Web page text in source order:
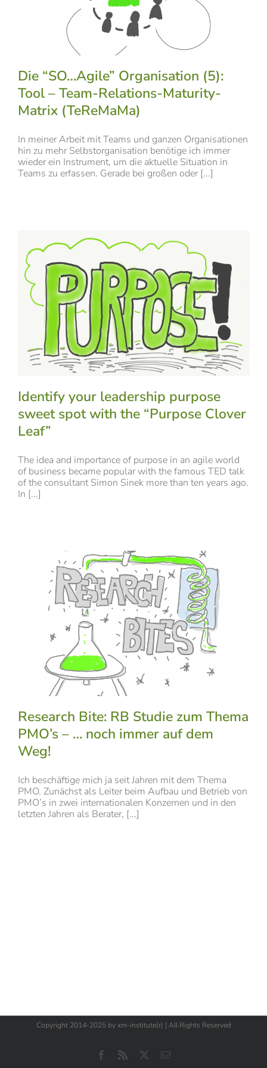
Die “SO…Agile” Organisation (5):
Tool – Team-Relations-Maturity-
Matrix (TeReMaMa)
In meiner Arbeit mit Teams und ganzen Organisationen
hin zu mehr Selbstorganisation benötige ich immer
wieder ein Instrument, um die aktuelle Situation in
Teams zu erfassen. Gerade bei großen oder [...]
Identify your leadership purpose
sweet spot with the “Purpose Clover
Leaf”
The idea and importance of purpose in an agile world
of business became popular with the famous TED talk
of the consultant Simon Sinek more than ten years ago.
In [...]
Research Bite: RB Studie zum Thema
PMO’s – … noch immer auf dem
Weg!
Ich beschäftige mich ja seit Jahren mit dem Thema
PMO. Zunächst als Leiter beim Aufbau und Betrieb von
PMO’s in zwei internationalen Konzernen und in den
letzten Jahren als Berater, [...]
Copyright 2014-2025 by xm-institute(r) | All Rights Reserved
Facebook
Rss
E-